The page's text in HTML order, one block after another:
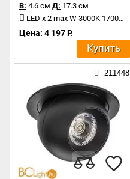
В: 4.6 см Д: 17.3 см
LED x 2 max W 3000K 1700Lm
Цена: 4 197 Р.
Купить
211448